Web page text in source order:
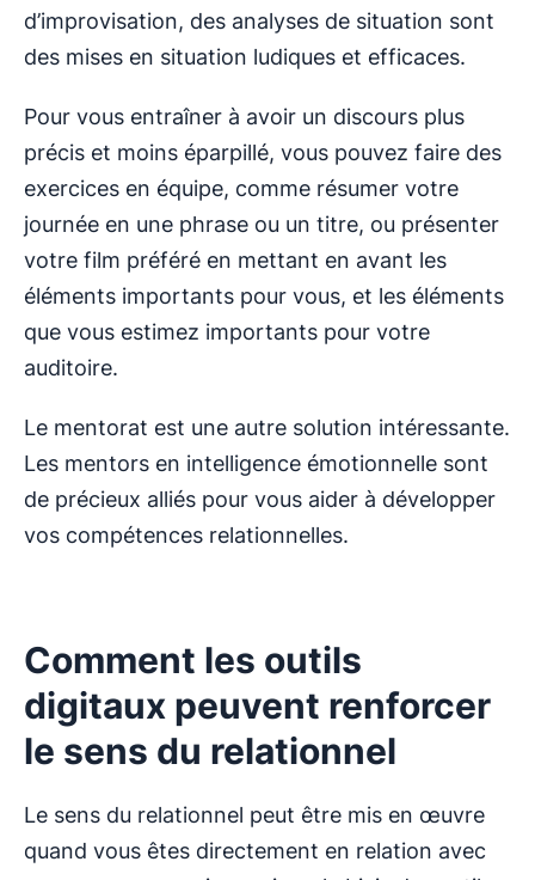
d’improvisation, des analyses de situation sont
des mises en situation ludiques et efficaces.
Pour vous entraîner à avoir un discours plus
précis et moins éparpillé, vous pouvez faire des
exercices en équipe, comme résumer votre
journée en une phrase ou un titre, ou présenter
votre film préféré en mettant en avant les
éléments importants pour vous, et les éléments
que vous estimez importants pour votre
auditoire.
Le mentorat est une autre solution intéressante.
Les mentors en intelligence émotionnelle sont
de précieux alliés pour vous aider à développer
vos compétences relationnelles.
Comment les outils
digitaux peuvent renforcer
le sens du relationnel
Le sens du relationnel peut être mis en œuvre
quand vous êtes directement en relation avec